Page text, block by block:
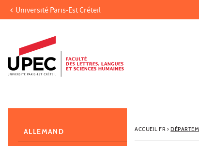
Aller au contenu
Accès directs
Recherche
Navigation secondaire
Université Paris-Est Créteil
ACCUEIL FR›
ALLEMAND